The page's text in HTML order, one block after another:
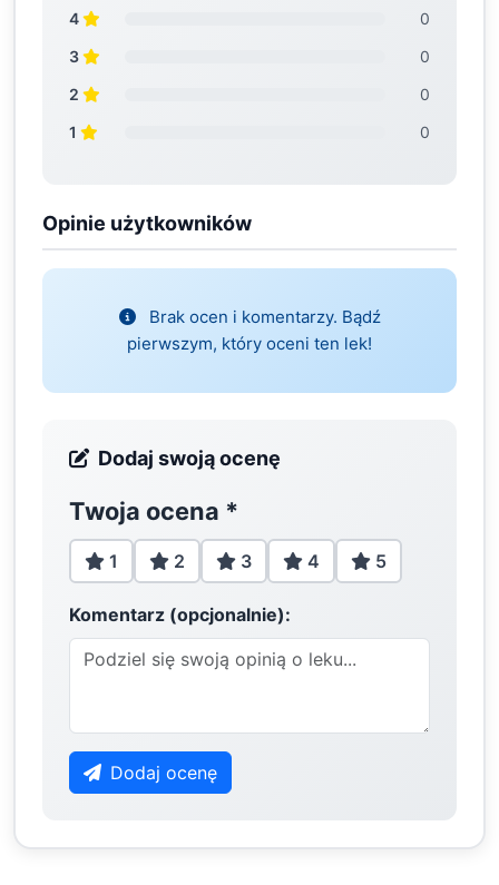
4
0
3
0
2
0
1
0
Opinie użytkowników
Brak ocen i komentarzy. Bądź
pierwszym, który oceni ten lek!
Dodaj swoją ocenę
Twoja ocena *
1 2 3 4 5
Komentarz (opcjonalnie):
Dodaj ocenę